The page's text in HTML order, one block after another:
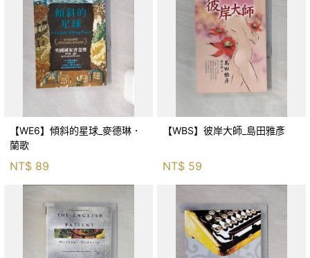
【WE6】傾斜的星球_麥德琳．
蘭歌
NT$ 89
【WBS】彼岸大師_島田雅彥
NT$ 59